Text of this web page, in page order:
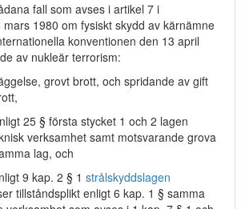
fall som avses i artikel 7 i
1980 om fysiskt skydd av kärnämne
konventionen den 13 april
av nukleär terrorism:
grovt brott, och spridande av gift
25 § första stycket 1 och 2 lagen
verksamhet samt motsvarande grova
lag, och
9 kap. 2 § 1 strålskyddslagen
tillståndsplikt enligt 6 kap. 1 § samma